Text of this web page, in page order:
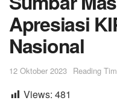
Apresiasi
Nasional
12 Oktober 2023 Reading
Views: 481